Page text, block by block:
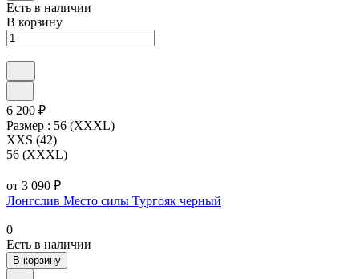
Есть в наличии
В корзину
6 200 ₽
Размер : 56 (XXXL)
XXS (42)
56 (XXXL)
от 3 090 ₽
Лонгслив Место силы Тургояк черный
0
Есть в наличии
В корзину